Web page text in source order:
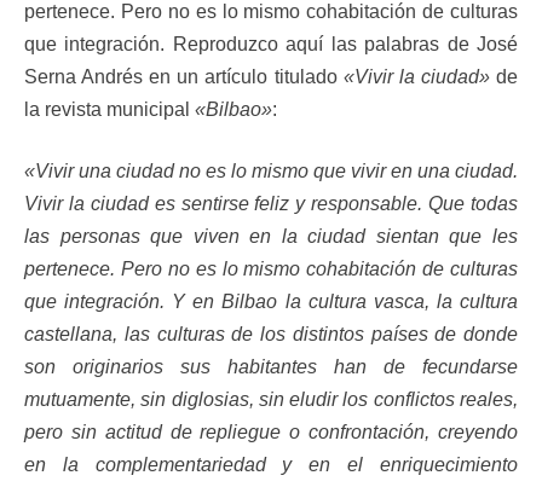
pertenece. Pero no es lo mismo cohabitación de culturas
que integración. Reproduzco aquí las palabras de José
Serna Andrés en un artículo titulado «Vivir la ciudad»de
la revista municipal «Bilbao»:
«Vivir una ciudad no es lo mismo que vivir en una ciudad.
Vivir la ciudad es sentirse feliz y responsable. Que todas
las personas que viven en la ciudad sientan que les
pertenece. Pero no es lo mismo cohabitación de culturas
que integración. Y en Bilbao la cultura vasca, la cultura
castellana, las culturas de los distintos países de donde
son originarios sus habitantes han de fecundarse
mutuamente, sin diglosias, sin eludir los conflictos reales,
pero sin actitud de repliegue o confrontación, creyendo
en la complementariedad y en el enriquecimiento